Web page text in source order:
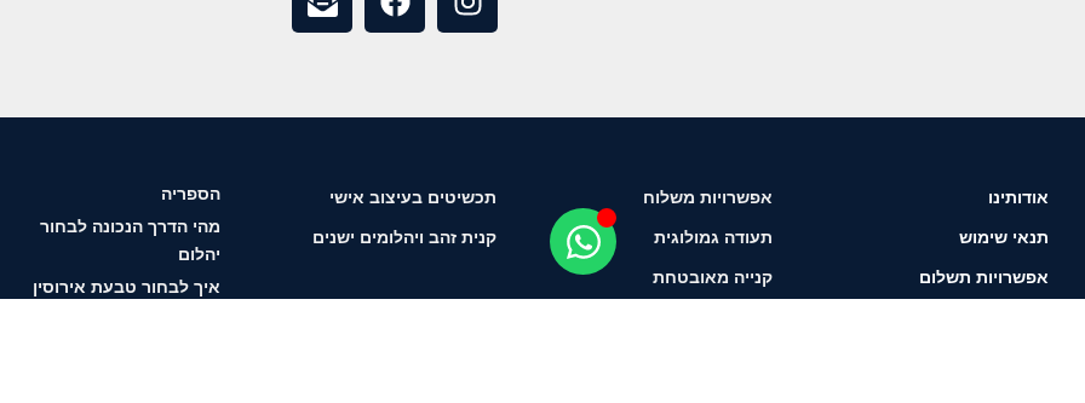
אודותינו
תנאי שימוש
אפשרויות תשלום
אפשרויות משלוח
תעודה גמולוגית
קנייה מאובטחת
תכשיטים בעיצוב אישי
קנית זהב ויהלומים ישנים
הספריה
מהי הדרך הנכונה לבחור
יהלום
איך לבחור טבעת אירוסין